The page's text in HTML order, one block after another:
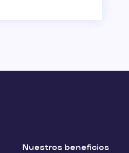
Nuestros beneficios